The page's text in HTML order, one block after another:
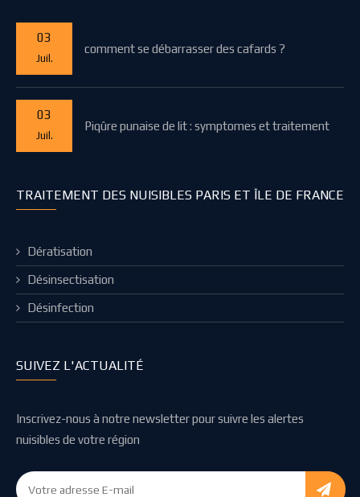
03
Juil.
comment se débarrasser des cafards ?
03
Juil.
Piqûre punaise de lit : symptomes et traitement
TRAITEMENT DES NUISIBLES PARIS ET ÎLE DE FRANCE
Dératisation
Désinsectisation
Désinfection
SUIVEZ L'ACTUALITÉ
Inscrivez-nous à notre newsletter pour suivre les alertes
nuisibles de votre région